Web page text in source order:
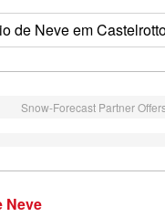
de Neve em
Snow-Forecast Partner
Neve